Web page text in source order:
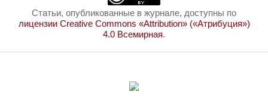
Статьи, опубликованные в журнале, доступны по
лицензии Creative Commons «Attribution» («Атрибуция»)
4.0 Всемирная.